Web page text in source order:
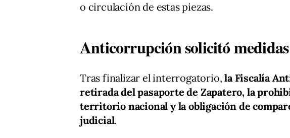
o circulación de estas piezas.
Anticorrupción solicitó
Tras finalizar el interrogatorio,la Fiscalía
retirada del pasaporte de Zapatero, la
territorio nacional y la obligación de
judicial.